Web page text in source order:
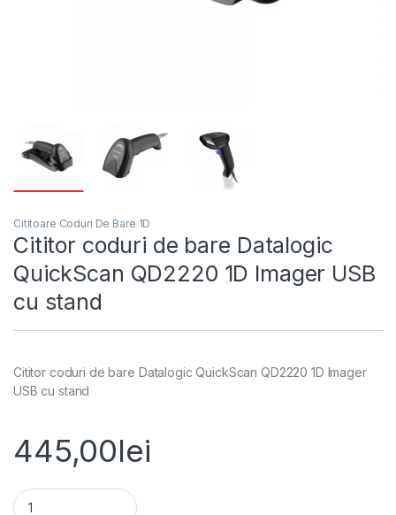
Cititoare Coduri De Bare 1D
Cititor coduri de bare Datalogic
QuickScan QD2220 1D Imager USB
cu stand
Cititor coduri de bare Datalogic QuickScan QD2220 1D Imager
USB cu stand
445,00lei
Cititor coduri de bare Datalogic QuickScan QD2220 1D